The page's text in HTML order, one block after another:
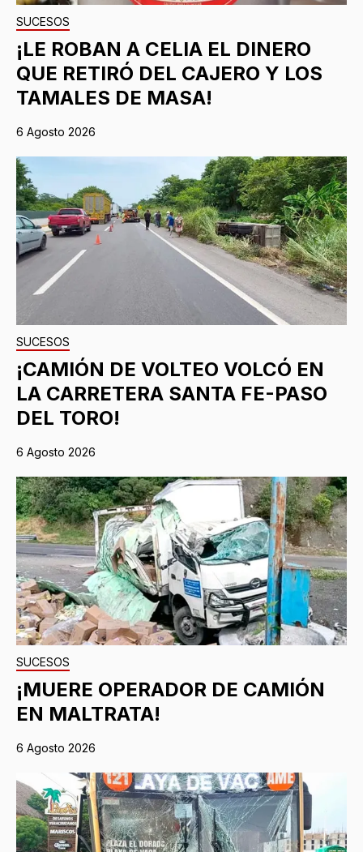
SUCESOS
¡LE ROBAN A CELIA EL DINERO
QUE RETIRÓ DEL CAJERO Y LOS
TAMALES DE MASA!
6 Agosto 2026
SUCESOS
¡CAMIÓN DE VOLTEO VOLCÓ EN
LA CARRETERA SANTA FE-PASO
DEL TORO!
6 Agosto 2026
SUCESOS
¡MUERE OPERADOR DE CAMIÓN
EN MALTRATA!
6 Agosto 2026